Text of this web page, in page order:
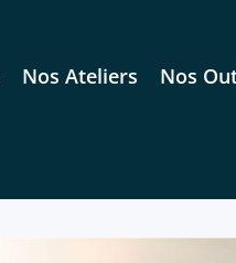
Nos Ateliers Nos